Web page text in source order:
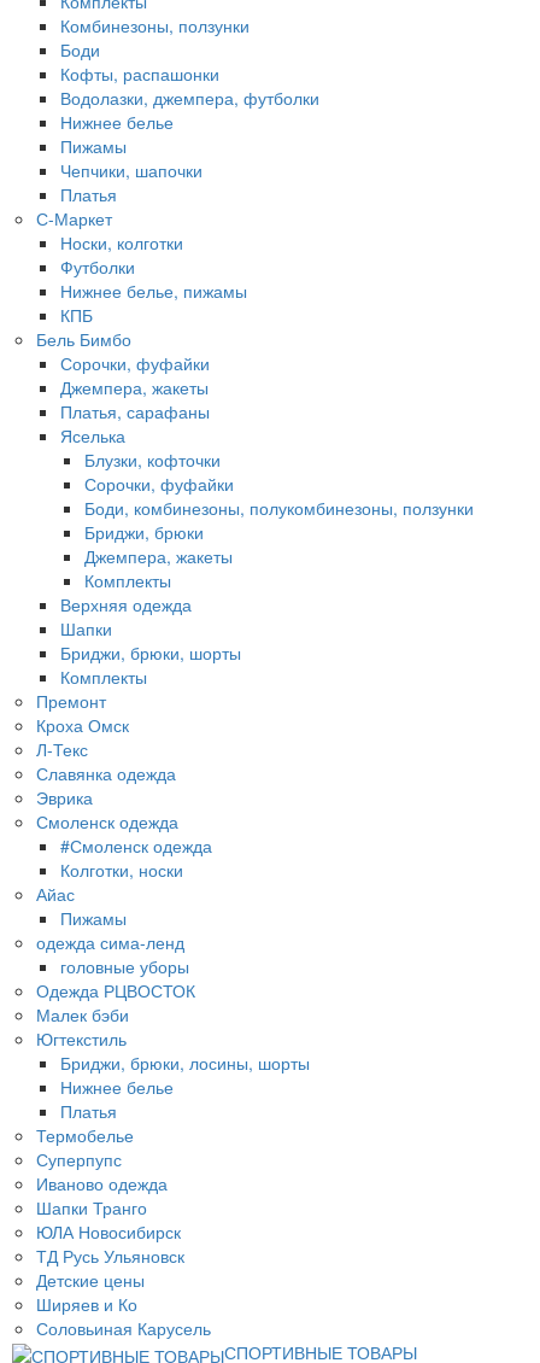
Комбинезоны, ползунки
Боди
Кофты, распашонки
Водолазки, джемпера, футболки
Нижнее белье
Пижамы
Чепчики, шапочки
Платья
С-Маркет
Носки, колготки
Футболки
Нижнее белье, пижамы
КПБ
Бель Бимбо
Сорочки, фуфайки
Джемпера, жакеты
Платья, сарафаны
Яселька
Блузки, кофточки
Сорочки, фуфайки
Боди, комбинезоны, полукомбинезоны, ползунки
Бриджи, брюки
Джемпера, жакеты
Комплекты
Верхняя одежда
Шапки
Бриджи, брюки, шорты
Комплекты
Премонт
Кроха Омск
Л-Текс
Славянка одежда
Эврика
Смоленск одежда
#Смоленск одежда
Колготки, носки
Айас
Пижамы
одежда сима-ленд
головные уборы
Одежда РЦВОСТОК
Малек бэби
Югтекстиль
Бриджи, брюки, лосины, шорты
Нижнее белье
Платья
Термобелье
Суперпупс
Иваново одежда
Шапки Транго
ЮЛА Новосибирск
ТД Русь Ульяновск
Детские цены
Ширяев и Ко
Соловьиная Карусель
СПОРТИВНЫЕ ТОВАРЫ